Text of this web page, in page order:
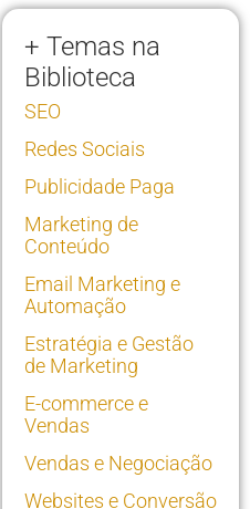
+ Temas na
Biblioteca
SEO
Redes Sociais
Publicidade Paga
Marketing de
Conteúdo
Email Marketing e
Automação
Estratégia e Gestão
de Marketing
E-commerce e
Vendas
Vendas e Negociação
Websites e Conversão